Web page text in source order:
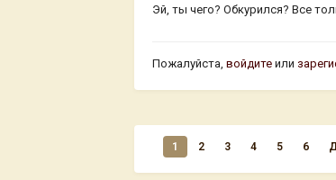
Эй, ты чего? Обкурился? Все
Пожалуйста,войдите или
1 2 3 4 5 6